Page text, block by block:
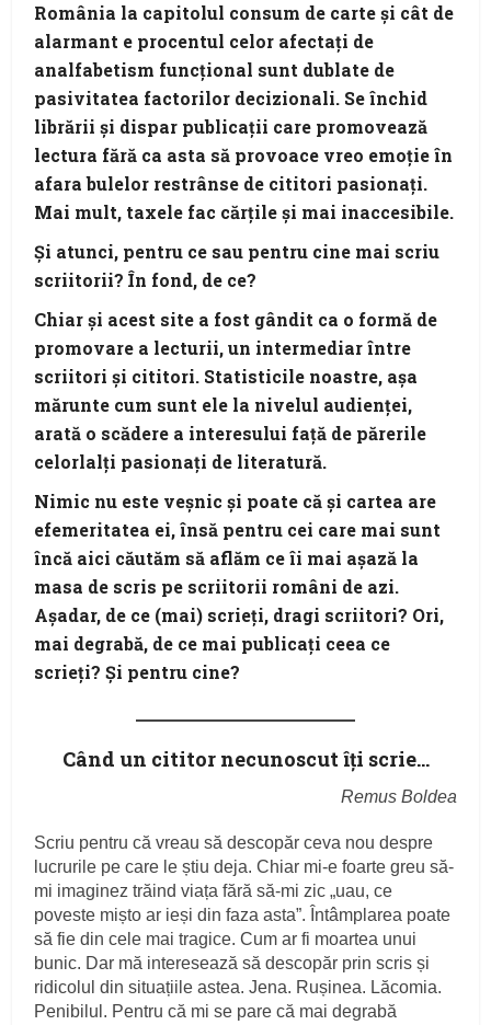
România la capitolul consum de carte şi cât de
alarmant e procentul celor afectaţi de
analfabetism funcţional sunt dublate de
pasivitatea factorilor decizionali. Se închid
librării şi dispar publicaţii care promovează
lectura fără ca asta să provoace vreo emoţie în
afara bulelor restrânse de cititori pasionaţi.
Mai mult, taxele fac cărţile şi mai inaccesibile.
Şi atunci, pentru ce sau pentru cine mai scriu
scriitorii? În fond, de ce?
Chiar şi acest site a fost gândit ca o formă de
promovare a lecturii, un intermediar între
scriitori şi cititori. Statisticile noastre, aşa
mărunte cum sunt ele la nivelul audienţei,
arată o scădere a interesului faţă de părerile
celorlalţi pasionaţi de literatură.
Nimic nu este veşnic şi poate că şi cartea are
efemeritatea ei, însă pentru cei care mai sunt
încă aici căutăm să aflăm ce îi mai aşază la
masa de scris pe scriitorii români de azi.
Aşadar, de ce (mai) scrieţi, dragi scriitori? Ori,
mai degrabă, de ce mai publicaţi ceea ce
scrieţi? Şi pentru cine?
Când un cititor necunoscut îți scrie…
Remus Boldea
Scriu pentru că vreau să descopăr ceva nou despre
lucrurile pe care le știu deja. Chiar mi-e foarte greu să-
mi imaginez trăind viața fără să-mi zic „uau, ce
poveste mișto ar ieși din faza asta”. Întâmplarea poate
să fie din cele mai tragice. Cum ar fi moartea unui
bunic. Dar mă interesează să descopăr prin scris și
ridicolul din situațiile astea. Jena. Rușinea. Lăcomia.
Penibilul. Pentru că mi se pare că mai degrabă